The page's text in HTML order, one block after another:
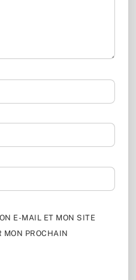
E-MAIL ET MON SITE
MON PROCHAIN